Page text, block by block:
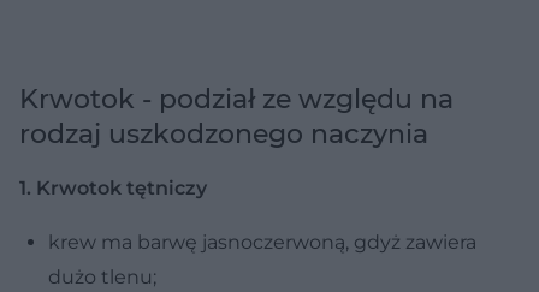
Krwotok - podział ze względu na
rodzaj uszkodzonego naczynia
1. Krwotok tętniczy
krew ma barwę jasnoczerwoną, gdyż zawiera
dużo tlenu;